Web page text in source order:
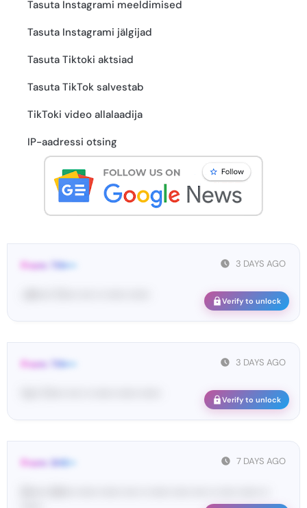
Tasuta Instagrami meeldimised
Tasuta Instagrami jälgijad
Tasuta Tiktoki aktsiad
Tasuta TikTok salvestab
TikToki video allalaadija
IP-aadressi otsing
3 DAYS AGO
From: TIN•••
Verify to unlock
3 DAYS AGO
From: TIN•••
Verify to unlock
7 DAYS AGO
From: SHE••